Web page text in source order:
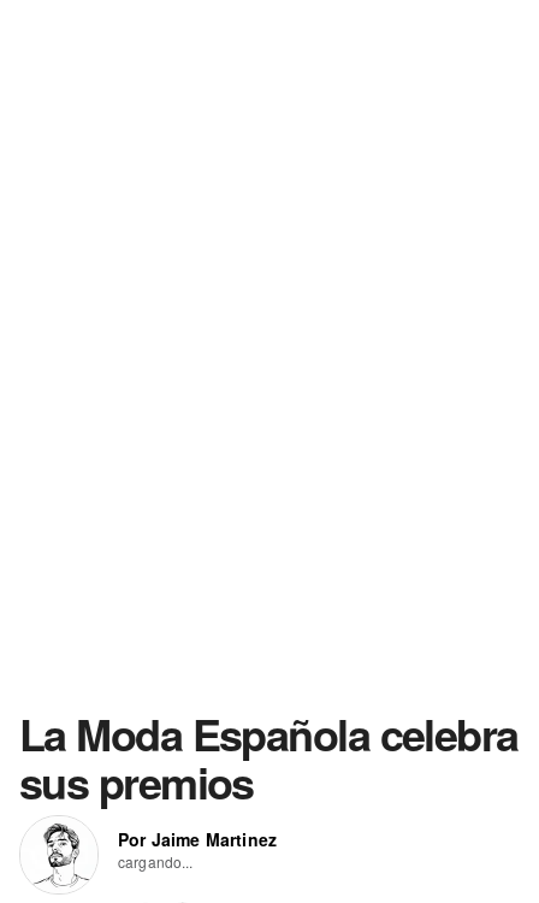
La Moda Española celebra
sus premios
Por Jaime Martinez
cargando...